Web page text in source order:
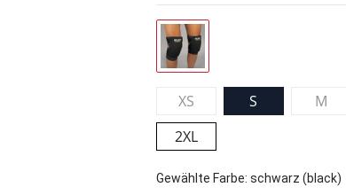
XS S M
2XL
Gewählte Farbe: schwarz (black)